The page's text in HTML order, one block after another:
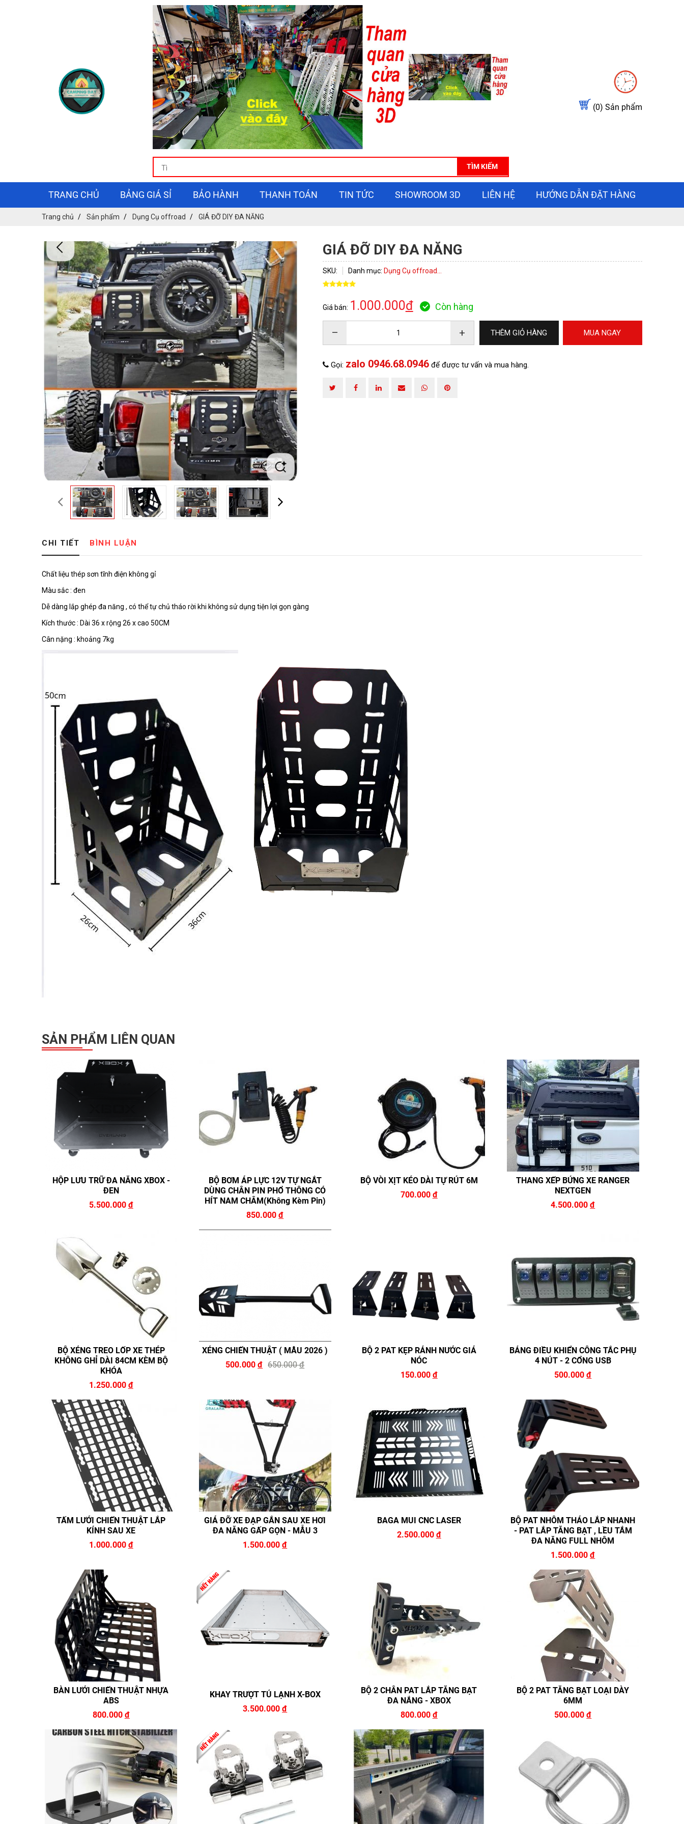
TÌM KIẾM
(0) Sản phẩm
TRANG CHỦ BẢNG GIÁ SỈ BẢO HÀNH THANH TOÁN TIN TỨC SHOWROOM 3D LIÊN HỆ HƯỚNG DẪN ĐẶT HÀNG
Trang chủ Sản phẩm Dụng Cụ offroad GIÁ ĐỠ DIY ĐA NĂNG
GIÁ ĐỠ DIY ĐA NĂNG
SKU: Danh mục: Dụng Cụ offroad...
Giá bán: 1.000.000đ Còn hàng
– + THÊM GIỎ HÀNG MUA NGAY
Gọi: zalo 0946.68.0946 để được tư vấn và mua hàng.
CHI TIẾT BÌNH LUẬN
Chất liệu thép sơn tĩnh điện không gỉ
Màu sắc : đen
Dễ dàng lắp ghép đa năng , có thể tự chủ tháo rời khi không sử dụng tiện lợi gọn gàng
Kích thước : Dài 36 x rộng 26 x cao 50CM
Cân nặng : khoảng 7kg
SẢN PHẨM LIÊN QUAN
HỘP LƯU TRỮ ĐA NĂNG XBOX -
ĐEN
5.500.000 đ
BỘ BƠM ÁP LỰC 12V TỰ NGẮT
DÙNG CHÂN PIN PHỔ THÔNG CÓ
HÍT NAM CHÂM(không Kèm Pin)
850.000đ
BỘ VÒI XỊT KÉO DÀI TỰ RÚT 6M
700.000 đ
THANG XẾP BỬNG XE RANGER
NEXTGEN
4.500.000đ
BỘ XẺNG TREO LỐP XE THÉP
KHÔNG GHỈ DÀI 84CM KÈM BỘ
KHÓA
1.250.000 đ
XẺNG CHIẾN THUẬT ( MẪU 2026 )
500.000đ 650.000đ
BỘ 2 PAT KẸP RẢNH NƯỚC GIÁ
NÓC
150.000 đ
BẢNG ĐIỀU KHIỂN CÔNG TẮC PHỤ
4 NÚT - 2 CỔNG USB
500.000đ
TẤM LƯỚI CHIẾN THUẬT LẮP
KÍNH SAU XE
1.000.000 đ
GIÁ ĐỠ XE ĐẠP GẮN SAU XE HƠI
ĐA NĂNG GẤP GỌN - MẪU 3
1.500.000đ
BAGA MUI CNC LASER
2.500.000 đ
BỘ PAT NHÔM THÁO LẮP NHANH
- PAT LẮP TĂNG BẠT , LỀU TẮM
ĐA NĂNG FULL NHÔM
1.500.000đ
BÀN LƯỚI CHIẾN THUẬT NHỰA
ABS
800.000 đ
KHAY TRƯỢT TỦ LẠNH X-BOX
3.500.000đ
BỘ 2 CHÂN PAT LẮP TĂNG BẠT
ĐA NẮNG - XBOX
800.000 đ
BỘ 2 PAT TĂNG BẠT LOẠI DÀY
6MM
500.000đ
Đăng ký tư vấn trực tiếp 24/7:zalo 0946.68.0946